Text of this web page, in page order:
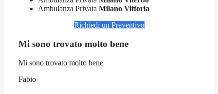
Ambulanza Privata Milano Vittoria
Richiedi un Preventivo
Mi sono trovato molto bene
Mi sono trovato molto bene
Fabio